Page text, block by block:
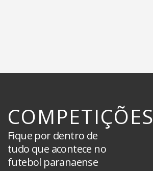
COMPETIÇÕES
Fique por dentro de
tudo que acontece no
futebol paranaense